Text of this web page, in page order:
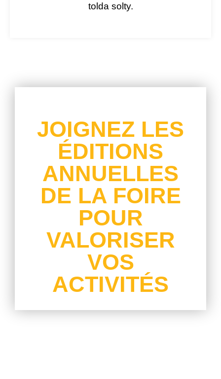
tolda solty.
JOIGNEZ LES
ÉDITIONS
ANNUELLES
DE LA FOIRE
POUR
VALORISER
VOS
ACTIVITÉS